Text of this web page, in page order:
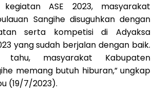
kegiatan ASE 2023, masyarakat
Sangihe disuguhkan dengan
serta kompetisi di Adyaksa
yang sudah berjalan dengan baik.
tahu, masyarakat Kabupaten
memang butuh hiburan,” ungkap
(19/7/2023).